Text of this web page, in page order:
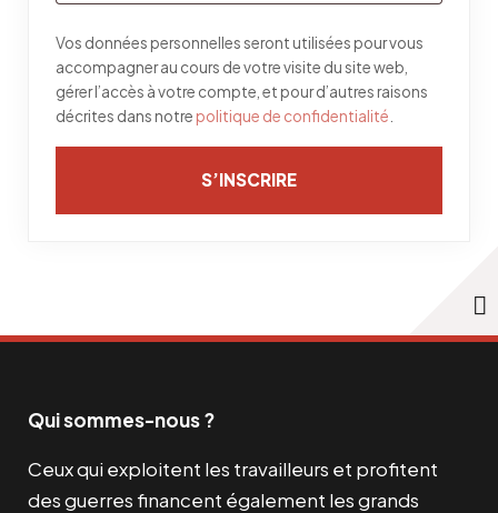
Vos données personnelles seront utilisées pour vous
accompagner au cours de votre visite du site web,
gérer l’accès à votre compte, et pour d’autres raisons
décrites dans notre politique de confidentialité
S’INSCRIRE
Qui sommes-nous ?
Ceux qui exploitent les travailleurs et profitent
des guerres financent également les grands